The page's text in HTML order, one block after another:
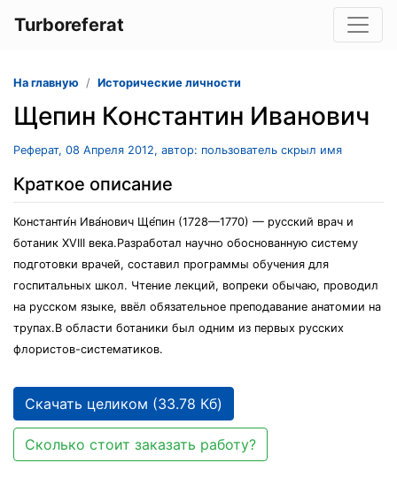
Turboreferat
На главную Исторические личности
Щепин Константин Иванович
Реферат, 08 Апреля 2012, автор: пользователь скрыл имя
Краткое описание
Константи́н Ива́нович Ще́пин (1728—1770) — русский врач и
ботаник XVIII века.Разработал научно обоснованную систему
подготовки врачей, составил программы обучения для
госпитальных школ. Чтение лекций, вопреки обычаю, проводил
на русском языке, ввёл обязательное преподавание анатомии на
трупах.В области ботаники был одним из первых русских
флористов-систематиков.
Скачать целиком (33.78 Кб)
Сколько стоит заказать работу?